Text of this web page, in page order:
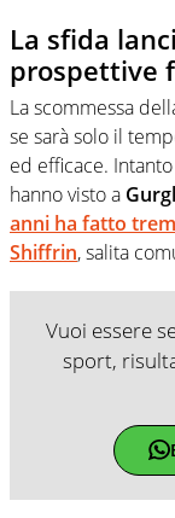
La sfida
prospettive
La scommessa
se sarà solo il
ed efficace.
hanno visto a Gurgl
anni ha fatto
Shiffrin, salita
Vuoi essere
sport,